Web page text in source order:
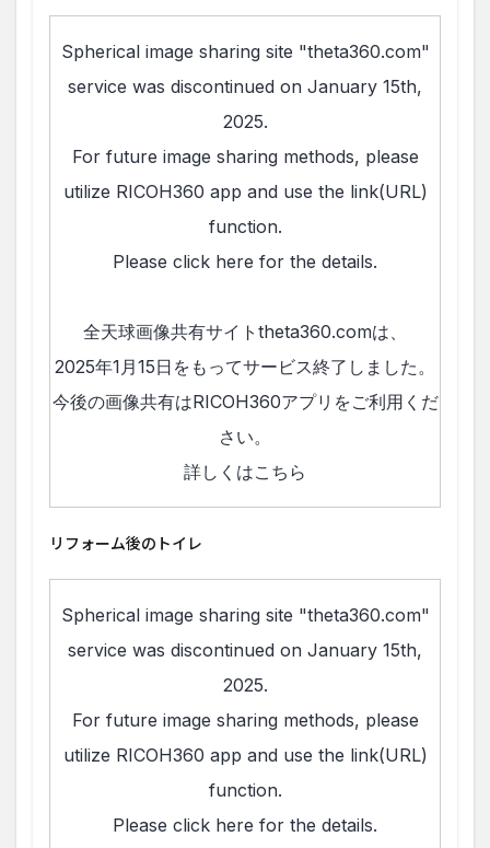
リフォーム後のトイレ